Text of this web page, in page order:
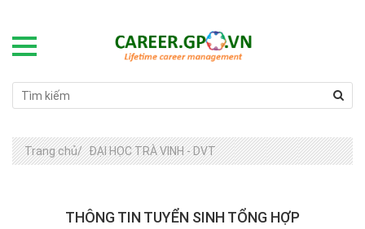
Trang chủ/ ĐẠI HỌC TRÀ VINH - DVT
THÔNG TIN TUYỂN SINH TỔNG HỢP